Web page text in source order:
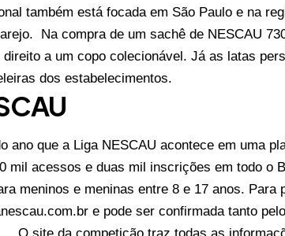
também está focada em São Paulo e na
Na compra de um sachê de NESCAU
a um copo colecionável. Já as latas
dos estabelecimentos.
ano que a Liga NESCAU acontece em uma
mil acessos e duas mil inscrições em todo o
meninos e meninas entre 8 e 17 anos.
e pode ser confirmada tanto